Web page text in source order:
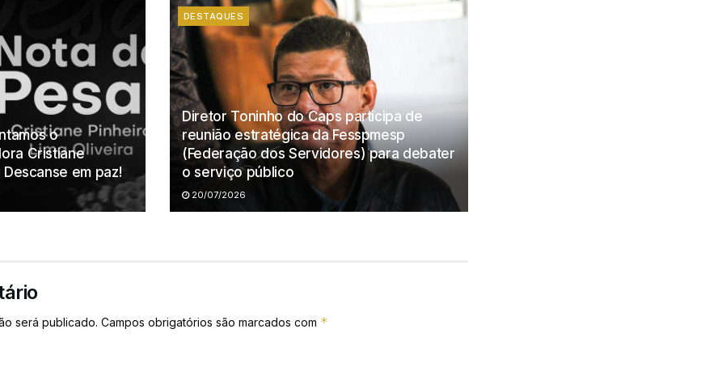
o
Cristiane
em paz!
DESTAQUES
Diretor Toninho do Caps participa de
reunião estratégica da Fesspmesp
(Federação dos Servidores) para debater
o serviço público
20/07/2026
será publicado. Campos obrigatórios são marcados com *